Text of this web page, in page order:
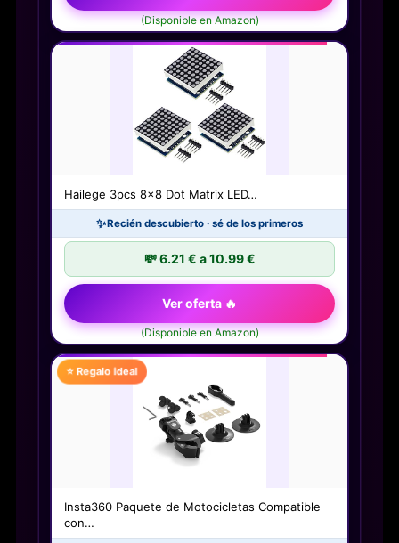
(Disponible en Amazon)
Hailege 3pcs 8x8 Dot Matrix LED…
✨Recién descubierto · sé de los primeros
💸 6.21 € a 10.99 €
Ver oferta 🔥
(Disponible en Amazon)
⭐ Regalo ideal
Insta360 Paquete de Motocicletas Compatible
con…